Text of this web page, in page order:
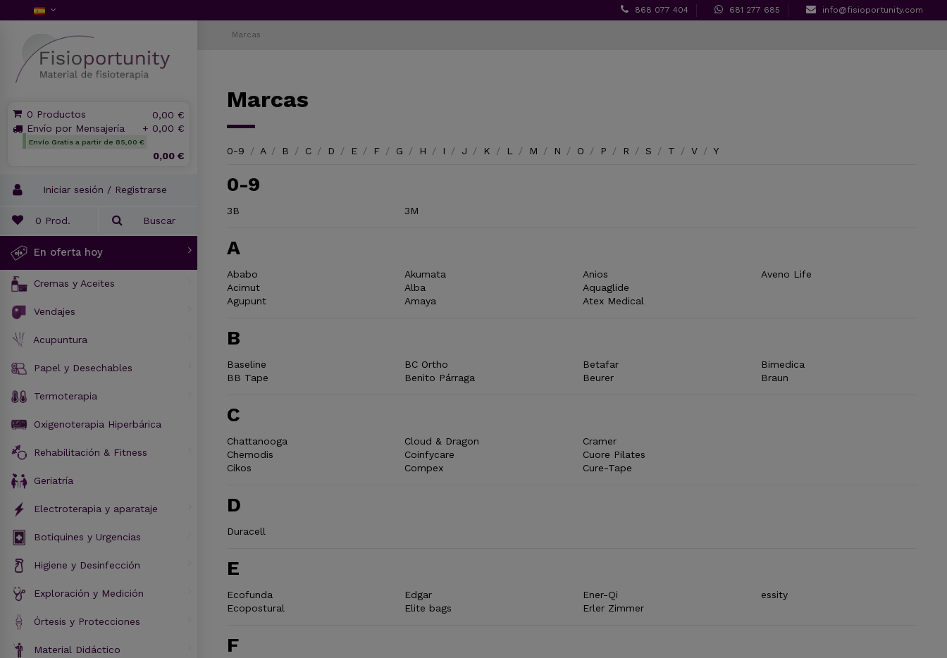
868 077 404 681 277 685 info@fisioportunity.com
0 Productos
0,00 €
Envío por Mensajería
+ 0,00 €
Envío Gratis a partir de 85,00 €
0,00 €
Iniciar sesión / Registrarse
0 Prod. Buscar
En oferta hoy
Cremas y Aceites
Vendajes
Acupuntura
Papel y Desechables
Termoterapia
Oxigenoterapia Hiperbárica
Rehabilitación & Fitness
Geriatría
Electroterapia y aparataje
Botiquines y Urgencias
Higiene y Desinfección
Exploración y Medición
Órtesis y Protecciones
Material Didáctico
Marcas
Marcas
0-9 / A / B / C / D / E / F / G / H / I / J / K / L / M / N / O / P / R / S / T / V / Y
0-9
3B 3M
A
Ababo
Acimut
Agupunt
Akumata
Alba
Amaya
Anios
Aquaglide
Atex Medical
Aveno Life
B
Baseline
BB Tape
BC Ortho
Benito Párraga
Betafar
Beurer
Bimedica
Braun
C
Chattanooga
Chemodis
Cikos
Cloud & Dragon
Coinfycare
Compex
Cramer
Cuore Pilates
Cure-Tape
D
Duracell
E
Ecofunda
Ecopostural
Edgar
Elite bags
Ener-Qi
Erler Zimmer
essity
F